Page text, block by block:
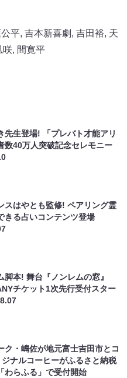
平, 吉本新喜劇 , 吉田裕, 天
咲, 間寛平
先生登場! 「プレバト才能アリ
数40万人突破記念セレモニー
スはやとも監修! ペアリング霊
きる占いコンテンツ登場
脚本! 舞台『ノンレムの窓』
チケット1次先行受付スター
ク・嶋佐が地元富士吉田市とコ
ナルコーヒーがふるさと納税
わらふる」で受付開始